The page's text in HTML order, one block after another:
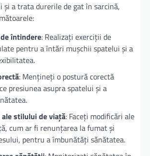
și a trata durerile de gat în sarcină,
întindere: Realizați exerciții de
pentru a întări mușchii spatelui și a
: Mențineți o postură corectă
presiunea asupra spatelui și a
stilului de viață: Faceți modificări ale
cum ar fi renunțarea la fumat și
pentru a îmbunătăți sănătatea.